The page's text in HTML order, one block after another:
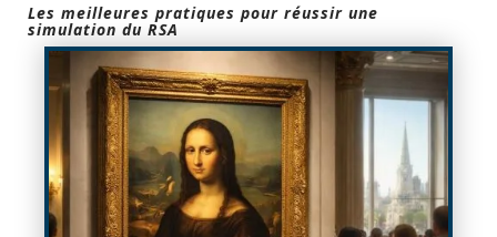
Les meilleures pratiques pour réussir une
simulation du RSA